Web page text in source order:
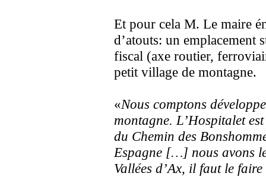
Et pour cela M. Le maire
d’atouts: un emplacement
fiscal (axe routier,
petit village de montagne.
«Nous comptons
montagne. L’Hospitalet
du Chemin des
Espagne […] nous avons
Vallées d’Ax, il faut le